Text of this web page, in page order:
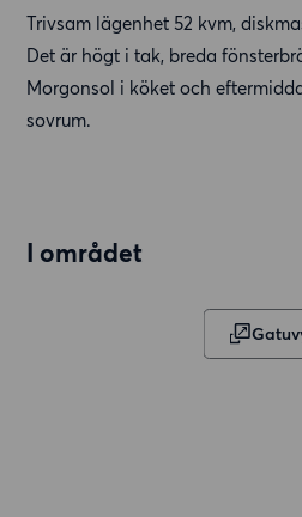
Trivsam lägenhet 52 kvm,
Det är högt i tak, breda
Morgonsol i köket och
sovrum.
I området